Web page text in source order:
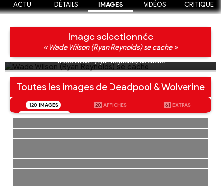
ACTU DÉTAILS IMAGES VIDÉOS CRITIQUE
Image selectionnée
« Wade Wilson (Ryan Reynolds) se cache »
Wade Wilson (Ryan Reynolds) se cache
Toutes les images de Deadpool & Wolverine
120 IMAGES 20 AFFICHES 61 EXTRAS